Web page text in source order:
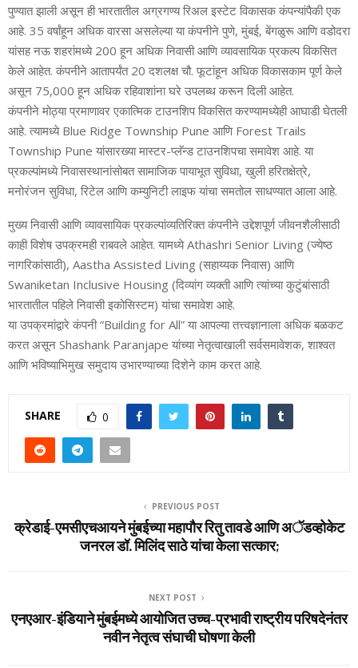
पुण्यात झाली असून ही भारतातील अग्रगण्य रिअल इस्टेट विकासक कंपन्यांपैकी एक
आहे. 35 वर्षांहून अधिक वारसा असलेल्या या कंपनीने पुणे, मुंबई, बेंगळुरू आणि वडोदरा
यांसह नऊ शहरांमध्ये 200 हून अधिक निवासी आणि व्यावसायिक प्रकल्प विकसित
केले आहेत. कंपनीने आतापर्यंत 20 दशलक्ष चौ. फूटांहून अधिक विकासकाम पूर्ण केले
असून 75,000 हून अधिक रहिवाशांना घरे उपलब्ध करून दिली आहेत.
कंपनीने मोठ्या प्रमाणावर एकात्मिक टाउनशिप विकसित करण्यामध्येही आघाडी घेतली
आहे. त्यामध्ये Blue Ridge Township Pune आणि Forest Trails
Township Pune यांसारख्या मास्टर-प्लॅन्ड टाउनशिपचा समावेश आहे. या
प्रकल्पांमध्ये निवासस्थानांसोबत सामाजिक पायाभूत सुविधा, खुली हरितक्षेत्रे,
मनोरंजन सुविधा, रिटेल आणि कम्युनिटी लाइफ यांचा समतोल साधण्यात आला आहे.
मुख्य निवासी आणि व्यावसायिक प्रकल्पांव्यतिरिक्त कंपनीने उद्देशपूर्ण जीवनशैलीसाठी
काही विशेष उपक्रमही राबवले आहेत. यामध्ये Athashri Senior Living (ज्येष्ठ
नागरिकांसाठी), Aastha Assisted Living (सहाय्यक निवास) आणि
Swaniketan Inclusive Housing (दिव्यांग व्यक्ती आणि त्यांच्या कुटुंबांसाठी
भारतातील पहिले निवासी इकोसिस्टम) यांचा समावेश आहे.
या उपक्रमांद्वारे कंपनी “Building for All” या आपल्या तत्त्वज्ञानाला अधिक बळकट
करत असून Shashank Paranjape यांच्या नेतृत्वाखाली सर्वसमावेशक, शाश्वत
आणि भविष्याभिमुख समुदाय उभारण्याच्या दिशेने काम करत आहे.
SHARE 0
PREVIOUS POST
क्रेडाई-एमसीएचआयने मुंबईच्या महापौर रितु तावडे आणि अॅडव्होकेट
जनरल डॉ. मिलिंद साठे यांचा केला सत्कार;
NEXT POST
एनएआर-इंडियाने मुंबईमध्ये आयोजित उच्च-प्रभावी राष्ट्रीय परिषदेनंतर
नवीन नेतृत्व संघाची घोषणा केली